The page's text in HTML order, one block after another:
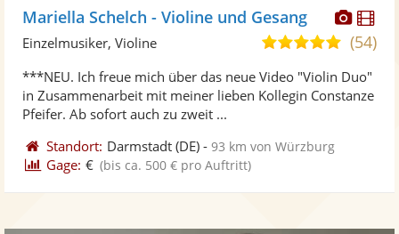
Fotos
Mariella Schelch - Violine und Gesang
5,0
5
(54)
Einzelmusiker, Violine
***NEU. Ich freue mich über das neue Video "Violin Duo"
in Zusammenarbeit mit meiner lieben Kollegin Constanze
Pfeifer. Ab sofort auch zu zweit ...
Standort: Darmstadt (DE) -93 km von Würzburg
Gage: € (bis ca. 500 € pro Auftritt)